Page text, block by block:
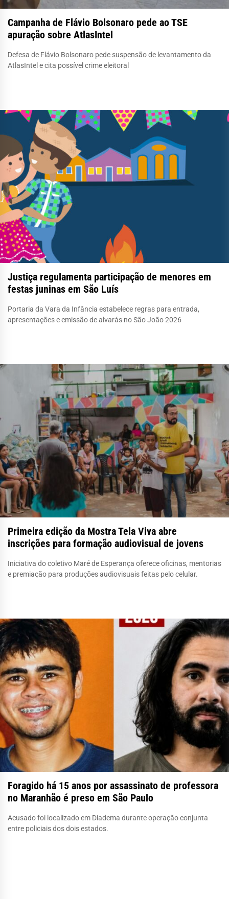
Campanha de Flávio Bolsonaro pede ao TSE
apuração sobre AtlasIntel
Defesa de Flávio Bolsonaro pede suspensão de levantamento da
AtlasIntel e cita possível crime eleitoral
Justiça regulamenta participação de menores em
festas juninas em São Luís
Portaria da Vara da Infância estabelece regras para entrada,
apresentações e emissão de alvarás no São João 2026
Primeira edição da Mostra Tela Viva abre
inscrições para formação audiovisual de jovens
Iniciativa do coletivo Maré de Esperança oferece oficinas, mentorias
e premiação para produções audiovisuais feitas pelo celular.
Foragido há 15 anos por assassinato de professora
no Maranhão é preso em São Paulo
Acusado foi localizado em Diadema durante operação conjunta
entre policiais dos dois estados.